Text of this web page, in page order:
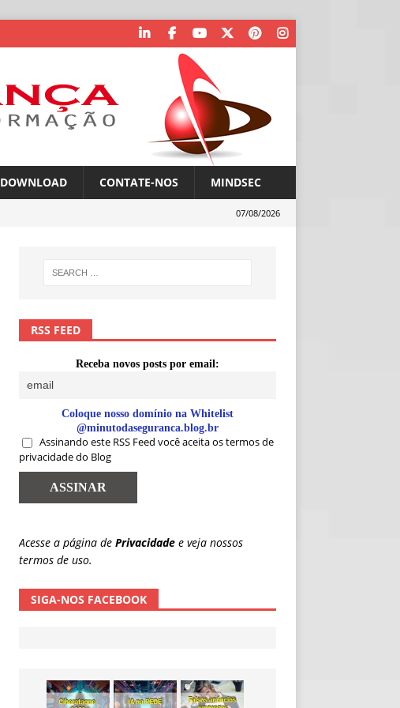
DOWNLOAD CONTATE-NOS MINDSEC
07/08/2026
RSS FEED
Receba novos posts por email:
Coloque nosso domínio na Whitelist
@minutodaseguranca.blog.br
Assinando este RSS Feed você aceita os termos de
privacidade do Blog
Acesse a página de Privacidade e veja nossos
termos de uso.
SIGA-NOS FACEBOOK